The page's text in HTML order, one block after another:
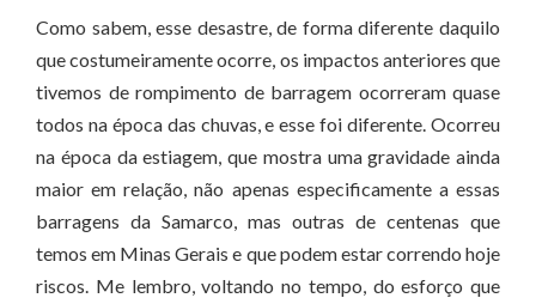
Como sabem, esse desastre, de forma diferente daquilo
que costumeiramente ocorre, os impactos anteriores que
tivemos de rompimento de barragem ocorreram quase
todos na época das chuvas, e esse foi diferente. Ocorreu
na época da estiagem, que mostra uma gravidade ainda
maior em relação, não apenas especificamente a essas
barragens da Samarco, mas outras de centenas que
temos em Minas Gerais e que podem estar correndo hoje
riscos. Me lembro, voltando no tempo, do esforço que